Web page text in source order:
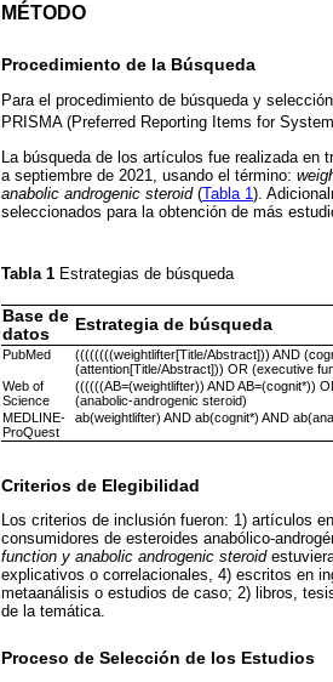
MÉTODO
Procedimiento de la Búsqueda
Para el procedimiento de búsqueda y
PRISMA (Preferred Reporting Items for
La búsqueda de los artículos fue realizada en
a septiembre de 2021, usando el término:
anabolic androgenic steroid(Tabla 1).
seleccionados para la obtención de más
Tabla 1 Estrategias de búsqueda
Base de
datos
Estrategia de búsqueda
PubMed
((((((((weightlifter[Title/Abstract])) AND
(attention[Title/Abstract])) OR (executive
Web of
Science
((((((AB=(weightlifter)) AND AB=(cognit*))
(anabolic-androgenic steroid)
MEDLINE-
ProQuest
ab(weightlifter) AND ab(cognit*) AND
Criterios de Elegibilidad
Los criterios de inclusión fueron: 1) artículos
consumidores de esteroides anabólico-
function y anabolic androgenic steroid
explicativos o correlacionales, 4) escritos en
metaanálisis o estudios de caso; 2) libros,
de la temática.
Proceso de Selección de los Estudios